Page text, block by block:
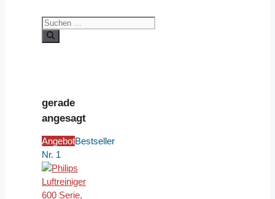
Suchen
nach:
gerade
angesagt
AngebotBestseller
Nr. 1